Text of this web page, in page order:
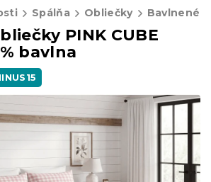
Spálňa Obliečky Bavlnené
PINK CUBE
bavlna